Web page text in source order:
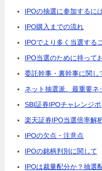
IPOの抽選に参加するに
IPO購入までの流れ
IPOでより多く当選する
IPO当選のために持って
委託幹事・裏幹事に関し
ネット抽選派、最重要ネ
SBI証券IPOチャレンジ
楽天証券IPO当選倍率解
IPOの欠点・注意点
IPOの銘柄判別に関して
IPOは裁量配分か？抽選